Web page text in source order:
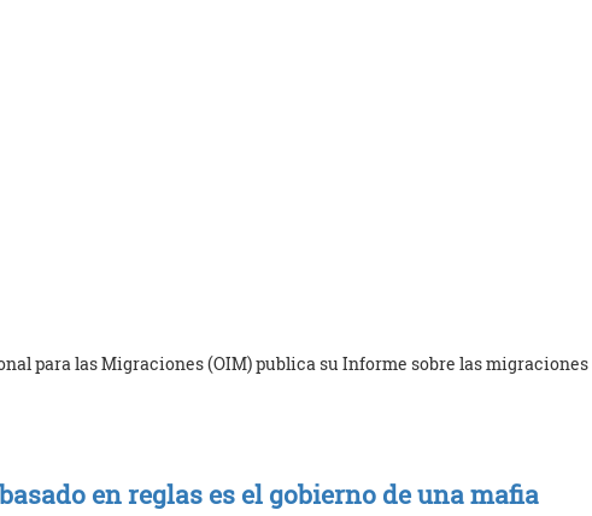
para las Migraciones (OIM) publica su Informe sobre las migraciones
en reglas es el gobierno de una mafia